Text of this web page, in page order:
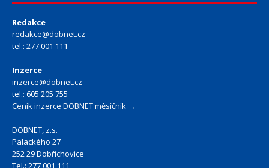
Redakce
redakce@dobnet.cz
tel.: 277 001 111
Inzerce
inzerce@dobnet.cz
tel.: 605 205 755
Ceník inzerce DOBNET měsíčník →
DOBNET, z.s.
Palackého 27
252 29 Dobřichovice
Tel.: 277 001 111